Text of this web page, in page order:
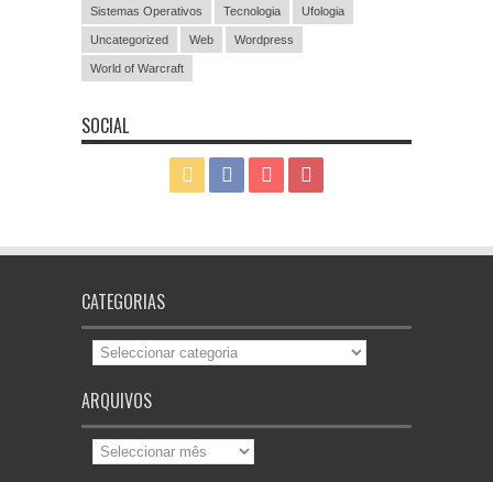
Sistemas Operativos Tecnologia Ufologia
Uncategorized Web Wordpress
World of Warcraft
SOCIAL
CATEGORIAS
Categorias
ARQUIVOS
Arquivos